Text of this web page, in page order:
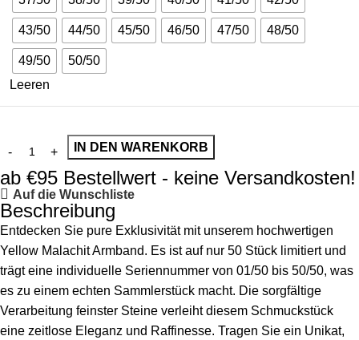
43/50 44/50 45/50 46/50 47/50 48/50
49/50
50/50
Leeren
IN DEN WARENKORB
ab €95 Bestellwert - keine Versandkosten!
Auf die Wunschliste
Beschreibung
Entdecken Sie pure Exklusivität mit unserem hochwertigen
Yellow Malachit Armband. Es ist auf nur 50 Stück limitiert und
trägt eine individuelle Seriennummer von 01/50 bis 50/50, was
es zu einem echten Sammlerstück macht. Die sorgfältige
Verarbeitung feinster Steine verleiht diesem Schmuckstück
eine zeitlose Eleganz und Raffinesse. Tragen Sie ein Unikat,